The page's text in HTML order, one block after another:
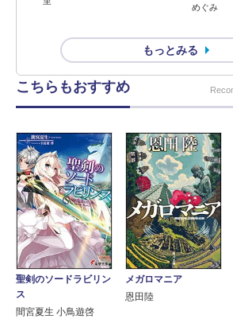
めぐみ
もっとみる
こちらもおすすめ
聖剣のソードラビリン
ス
間宮夏生 小鳥遊啓
メガロマニア
恩田陸